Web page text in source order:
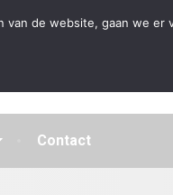
Disclaimer
Contact
de website, gaan we er